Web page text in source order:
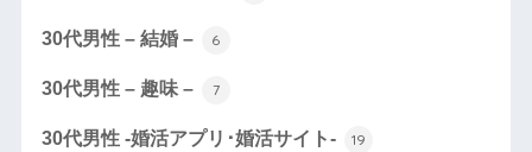
30代男性 – 結婚 – 6
30代男性 – 趣味 – 7
30代男性 -婚活アプリ･婚活サイト- 19